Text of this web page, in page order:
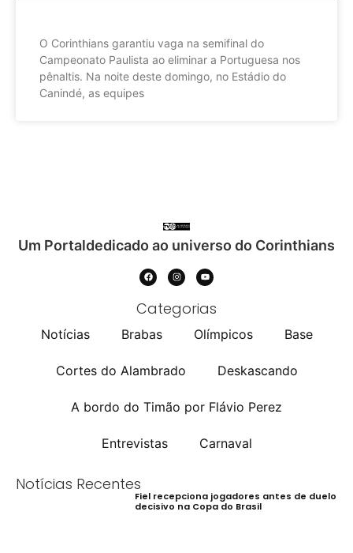
O Corinthians garantiu vaga na semifinal do
Campeonato Paulista ao eliminar a Portuguesa nos
pênaltis. Na noite deste domingo, no Estádio do
Canindé, as equipes
Um Portaldedicado ao universo do Corinthians
Categorias
Notícias Brabas Olímpicos Base
Cortes do Alambrado Deskascando
A bordo do Timão por Flávio Perez
Entrevistas Carnaval
Notícias Recentes
Fiel recepciona jogadores antes de duelo
decisivo na Copa do Brasil